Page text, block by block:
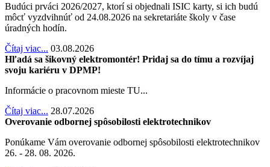
Budúci prváci 2026/2027, ktorí si objednali ISIC karty, si ich budú
môcť vyzdvihnúť od 24.08.2026 na sekretariáte školy v čase
úradných hodín.
Čítaj viac... 03.08.2026
Hľadá sa šikovný elektromontér! Pridaj sa do tímu a rozvíjaj
svoju kariéru v DPMP!
Informácie o pracovnom mieste TU...
Čítaj viac... 28.07.2026
Overovanie odbornej spôsobilosti elektrotechnikov
Ponúkame Vám overovanie odbornej spôsobilosti elektrotechnikov
26. - 28. 08. 2026.